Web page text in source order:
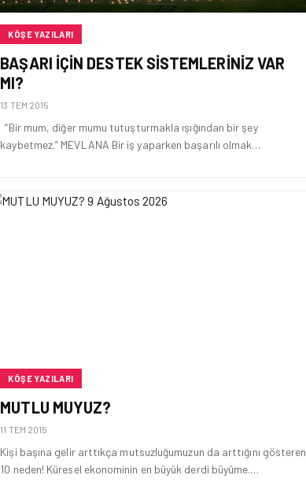
KÖŞE YAZILARI
BAŞARI IÇIN DESTEK SISTEMLERINIZ VAR
MI?
13 TEM 2015
“Bir mum, diğer mumu tutuşturmakla ışığından bir şey
kaybetmez.” MEVLANA Bir iş yaparken başarılı olmak…
KÖŞE YAZILARI
MUTLU MUYUZ?
11 TEM 2015
Kişi başına gelir arttıkça mutsuzluğumuzun da arttığını gösteren
10 neden! Küresel ekonominin en büyük derdi büyüme.…